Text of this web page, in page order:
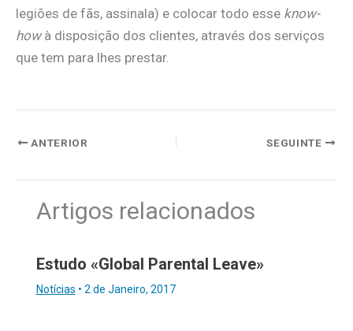
legiões de fãs, assinala) e colocar todo esse know-
howà disposição dos clientes, através dos serviços
que tem para lhes prestar.
ANTERIOR SEGUINTE
Artigos relacionados
Estudo «Global Parental Leave»
Notícias • 2 de Janeiro, 2017